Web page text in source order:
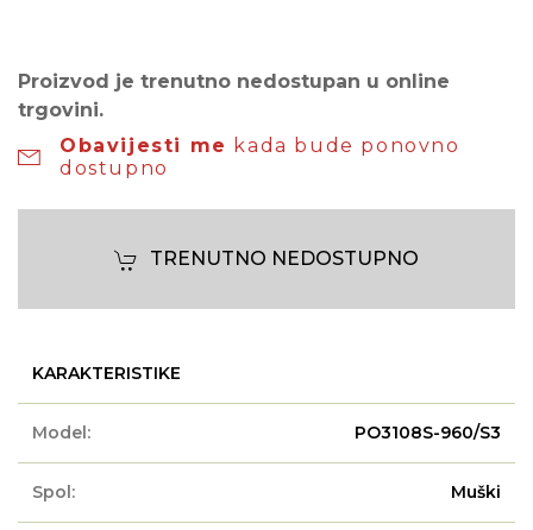
Proizvod je trenutno nedostupan u online
trgovini.
Obavijesti me kada bude ponovno
dostupno
TRENUTNO NEDOSTUPNO
KARAKTERISTIKE
Model: PO3108S-960/S3
Spol: Muški